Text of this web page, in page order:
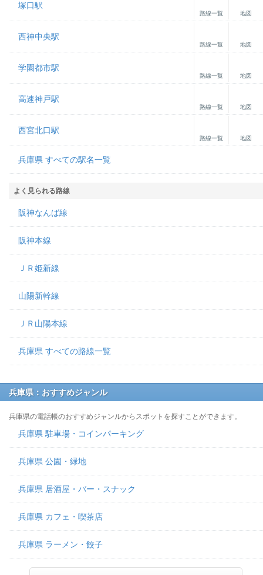
塚口駅
路線一覧 地図
西神中央駅
路線一覧 地図
学園都市駅
路線一覧 地図
高速神戸駅
路線一覧 地図
西宮北口駅
路線一覧 地図
兵庫県 すべての駅名一覧
よく見られる路線
阪神なんば線
阪神本線
ＪＲ姫新線
山陽新幹線
ＪＲ山陽本線
兵庫県 すべての路線一覧
兵庫県：おすすめジャンル
兵庫県の電話帳のおすすめジャンルからスポットを探すことができます。
兵庫県 駐車場・コインパーキング
兵庫県 公園・緑地
兵庫県 居酒屋・バー・スナック
兵庫県 カフェ・喫茶店
兵庫県 ラーメン・餃子